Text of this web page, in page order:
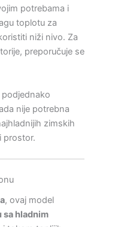
potrebama i
toplotu za
niži nivo. Za
preporučuje se
podjednako
nije potrebna
zimskih
prostor.
, ovaj model
hladnim